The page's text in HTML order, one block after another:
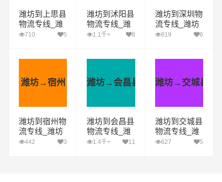
潍坊到上思县
物流专线_潍
坊到上思县货
710 5
潍坊到沭阳县
物流专线_潍
坊到沭阳县货
1.1千+ 8
潍坊到深圳物
流专线_潍坊
到深圳货运公
819 6
潍坊→宿州
潍坊到宿州物
流专线_潍坊
到宿州货运公
442 3
潍坊→会昌县
潍坊到会昌县
物流专线_潍
坊到会昌县货
1.4千+ 11
潍坊→交城县
潍坊到交城县
物流专线_潍
坊到交城县货
627 5